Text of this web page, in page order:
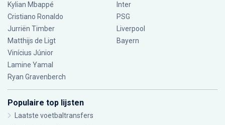
Kylian Mbappé
Cristiano Ronaldo
Jurriën Timber
Matthijs de Ligt
Vinícius Júnior
Lamine Yamal
Ryan Gravenberch
Inter
PSG
Liverpool
Bayern
Populaire top lijsten
Laatste voetbaltransfers